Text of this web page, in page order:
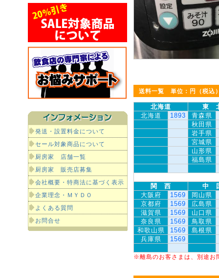
発送・設置料金について
セール対象商品について
厨房家 店舗一覧
厨房家 販売店募集
会社概要・特商法に基づく表示
企業理念・ＭＹＤＯ
よくある質問
お問合せ
送料一覧 単位：円（税込
北海道
東
北海道
1893 青森県
秋田県
岩手県
宮城県
山形県
福島県
関 西
中
大阪府
1569 岡山県
京都府
1569 広島県
滋賀県
1569 山口県
奈良県
1569 鳥取県
和歌山県
1569 島根県
兵庫県
1569
※離島のお客さまは、別途お